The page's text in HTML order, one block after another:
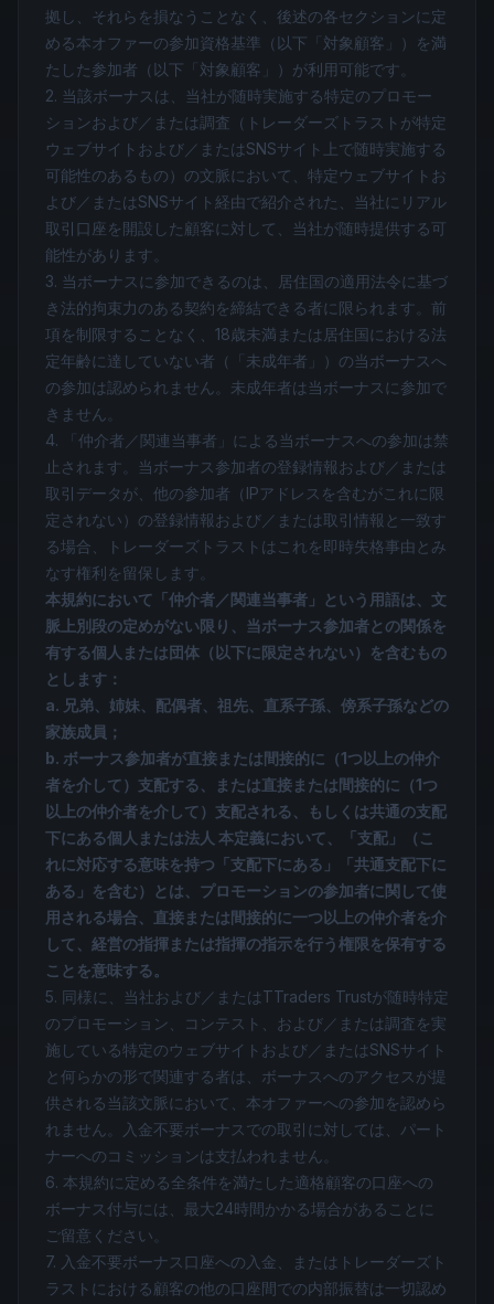
拠し、それらを損なうことなく、後述の各セクションに定
める本オファーの参加資格基準（以下「対象顧客」）を満
たした参加者（以下「対象顧客」）が利用可能です。
2. 当該ボーナスは、当社が随時実施する特定のプロモー
ションおよび／または調査（トレーダーズトラストが特定
ウェブサイトおよび／またはSNSサイト上で随時実施する
可能性のあるもの）の文脈において、特定ウェブサイトお
よび／またはSNSサイト経由で紹介された、当社にリアル
取引口座を開設した顧客に対して、当社が随時提供する可
能性があります。
3. 当ボーナスに参加できるのは、居住国の適用法令に基づ
き法的拘束力のある契約を締結できる者に限られます。前
項を制限することなく、18歳未満または居住国における法
定年齢に達していない者（「未成年者」）の当ボーナスへ
の参加は認められません。未成年者は当ボーナスに参加で
きません。
4. 「仲介者／関連当事者」による当ボーナスへの参加は禁
止されます。当ボーナス参加者の登録情報および／または
取引データが、他の参加者（IPアドレスを含むがこれに限
定されない）の登録情報および／または取引情報と一致す
る場合、トレーダーズトラストはこれを即時失格事由とみ
なす権利を留保します。
本規約において「仲介者／関連当事者」という用語は、文
脈上別段の定めがない限り、当ボーナス参加者との関係を
有する個人または団体（以下に限定されない）を含むもの
とします：
a. 兄弟、姉妹、配偶者、祖先、直系子孫、傍系子孫などの
家族成員；
b. ボーナス参加者が直接または間接的に（1つ以上の仲介
者を介して）支配する、または直接または間接的に（1つ
以上の仲介者を介して）支配される、もしくは共通の支配
下にある個人または法人 本定義において、「支配」（こ
れに対応する意味を持つ「支配下にある」「共通支配下に
ある」を含む）とは、プロモーションの参加者に関して使
用される場合、直接または間接的に一つ以上の仲介者を介
して、経営の指揮または指揮の指示を行う権限を保有する
ことを意味する。
5. 同様に、当社および／またはTTraders Trustが随時特定
のプロモーション、コンテスト、および／または調査を実
施している特定のウェブサイトおよび／またはSNSサイト
と何らかの形で関連する者は、ボーナスへのアクセスが提
供される当該文脈において、本オファーへの参加を認めら
れません。入金不要ボーナスでの取引に対しては、パート
ナーへのコミッションは支払われません。
6. 本規約に定める全条件を満たした適格顧客の口座への
ボーナス付与には、最大24時間かかる場合があることに
ご留意ください。
7. 入金不要ボーナス口座への入金、またはトレーダーズト
ラストにおける顧客の他の口座間での内部振替は一切認め